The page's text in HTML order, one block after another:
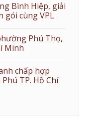
Bình Hiệp, giải
gói cùng VPL
Phú Thọ,
Minh
chấp hợp
TP. Hồ Chí